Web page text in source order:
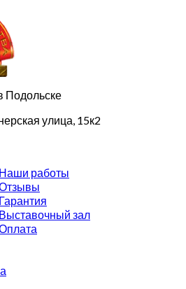
Подольске
улица, 15к2
Наши работы
Гарантия
Выставочный зал